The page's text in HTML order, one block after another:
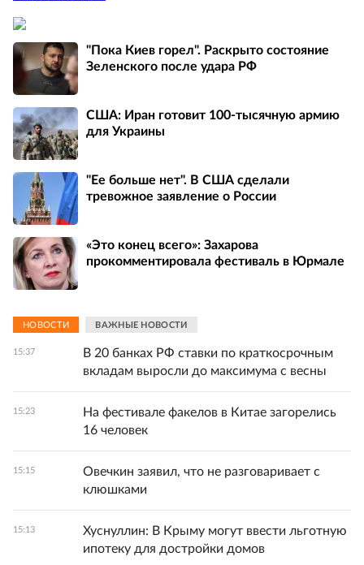
"Пока Киев горел". Раскрыто состояние
Зеленского после удара РФ
США: Иран готовит 100-тысячную армию
для Украины
"Ее больше нет". В США сделали
тревожное заявление о России
«Это конец всего»: Захарова
прокомментировала фестиваль в Юрмале
НОВОСТИ ВАЖНЫЕ НОВОСТИ
15:37
В 20 банках РФ ставки по краткосрочным
вкладам выросли до максимума с весны
15:23
На фестивале факелов в Китае загорелись
16 человек
15:15
Овечкин заявил, что не разговаривает с
клюшками
15:13
Хуснуллин: В Крыму могут ввести льготную
ипотеку для достройки домов